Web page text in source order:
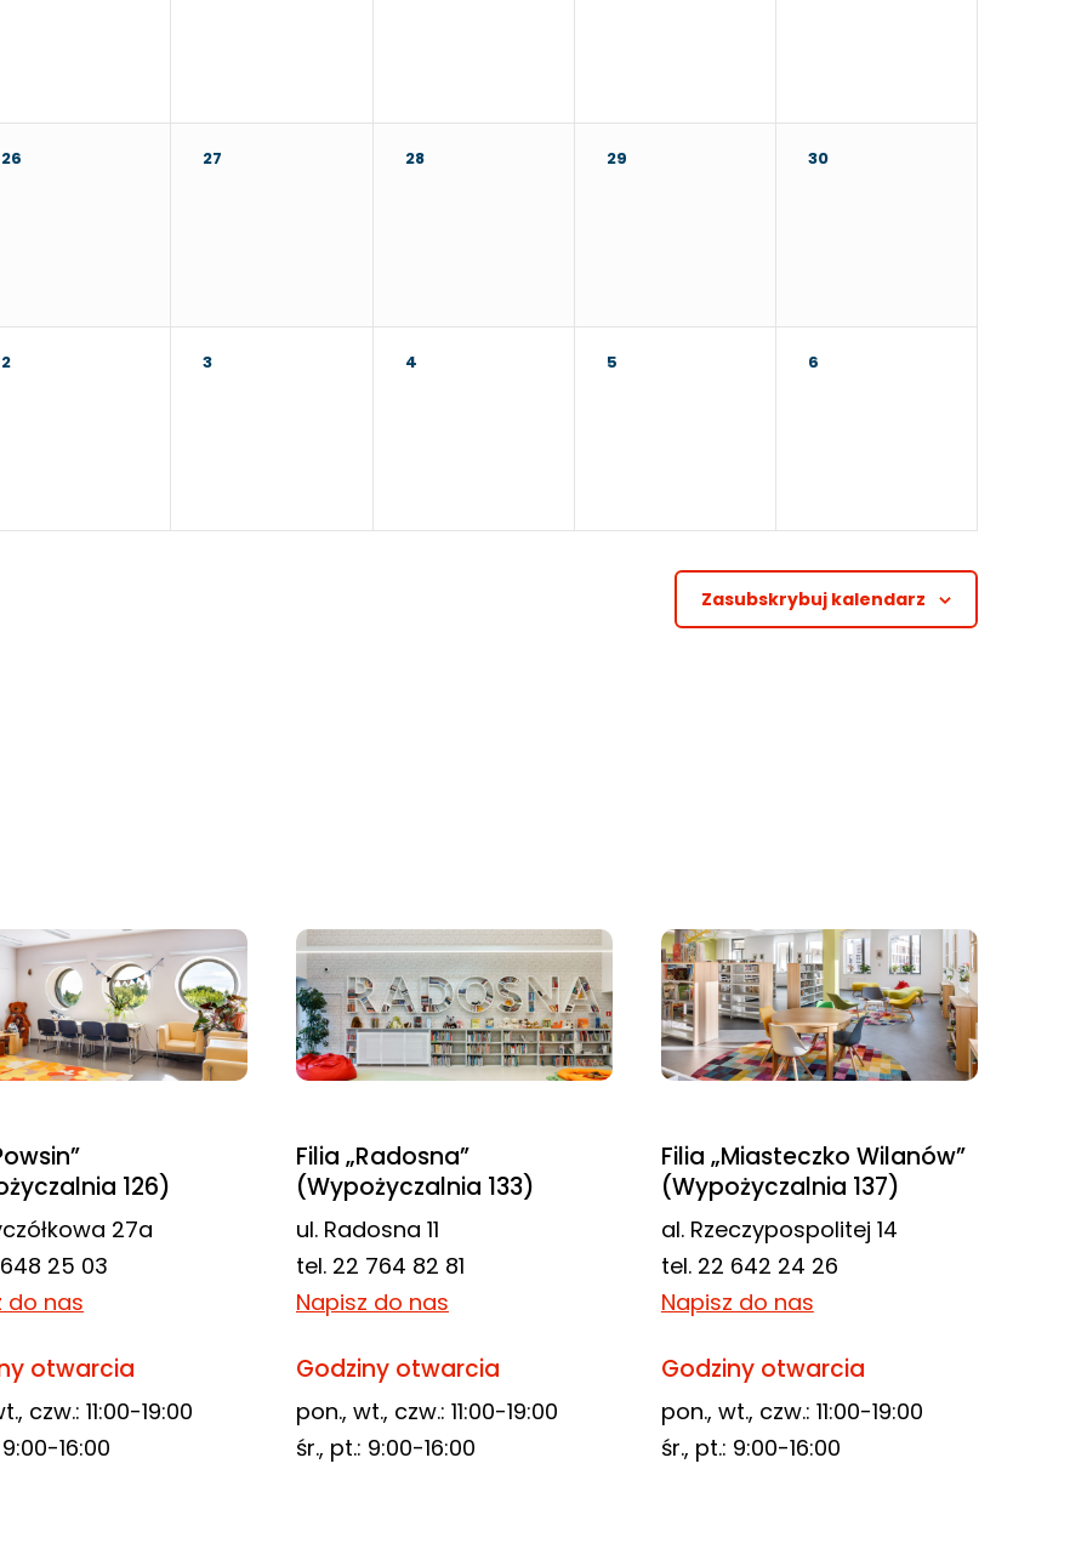
26 27 28 29 30
2 3 4 5 6
Zasubskrybuj kalendarz
126)
27a
25 03
do nas
otwarcia
czw.: 11:00-19:00
16:00
Filia „Radosna”
(Wypożyczalnia 133)
ul. Radosna 11
tel. 22 764 82 81
Napisz do nas
Godziny otwarcia
pon., wt., czw.: 11:00-19:00
śr., pt.: 9:00-16:00
Filia „Miasteczko Wilanów”
(Wypożyczalnia 137)
al. Rzeczypospolitej 14
tel. 22 642 24 26
Napisz do nas
Godziny otwarcia
pon., wt., czw.: 11:00-19:00
śr., pt.: 9:00-16:00